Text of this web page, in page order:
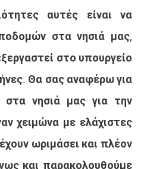
αυτές είναι να
στα νησιά μας,
στο υπουργείο
Θα σας αναφέρω για
στα νησιά μας για την
χειμώνα με ελάχιστες
ωριμάσει και πλέον
και παρακολουθούμε